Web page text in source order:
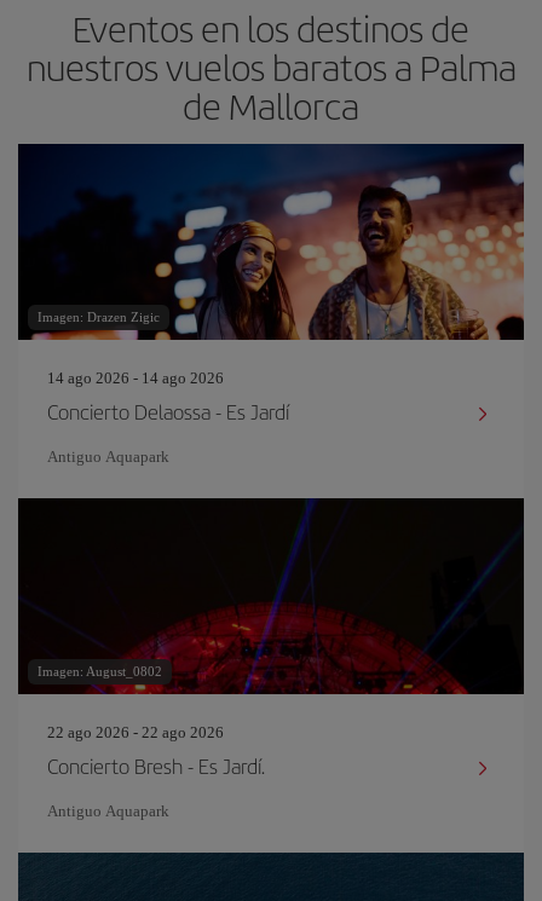
Eventos en los destinos de
nuestros vuelos baratos a Palma
de Mallorca
Imagen: Drazen Zigic
14 ago 2026 - 14 ago 2026
Concierto Delaossa - Es Jardí
Antiguo Aquapark
Imagen: August_0802
22 ago 2026 - 22 ago 2026
Concierto Bresh - Es Jardí.
Antiguo Aquapark